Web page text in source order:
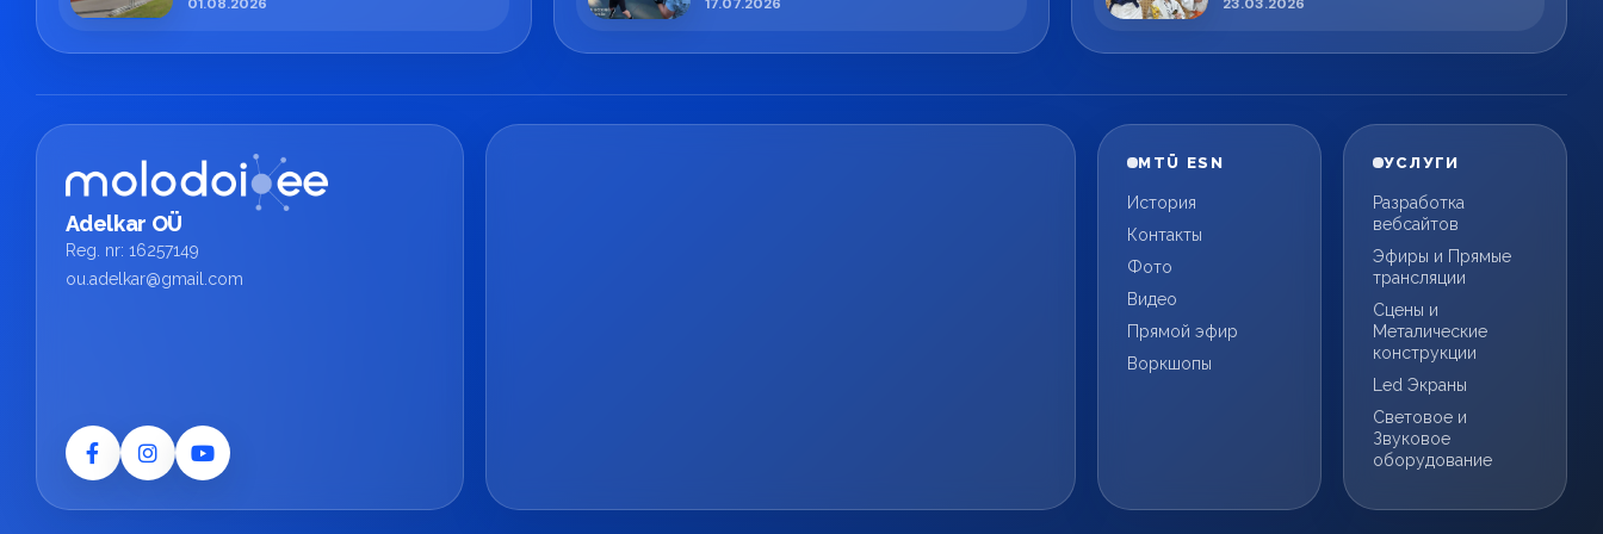
Adelkar OÜ
Reg. nr: 16257149
ou.adelkar@gmail.com
MTÜ ESN
История
Контакты
Фото
Видео
Прямой эфир
Воркшопы
УСЛУГИ
Разработка
вебсайтов
Эфиры и Прямые
трансляции
Сцены и
Металические
конструкции
Led Экраны
Световое и
Звуковое
оборудование